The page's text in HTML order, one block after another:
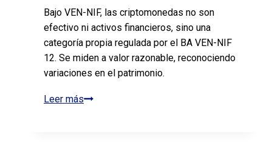
de
la
Contribución
Especial
para
Protección
Bajo VEN-NIF, las criptomonedas no son
efectivo ni activos financieros, sino una
categoría propia regulada por el BA VEN-NIF
12. Se miden a valor razonable, reconociendo
variaciones en el patrimonio.
Leer másAlgunas